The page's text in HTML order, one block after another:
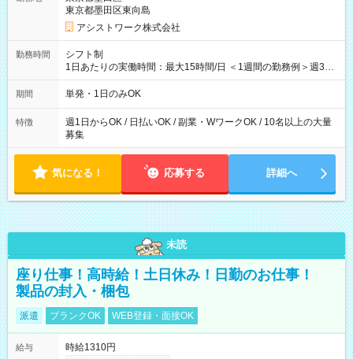
東京都墨田区東向島
アシストワーク株式会社
勤務時間
シフト制
1日あたりの実働時間：最大15時間/日 ＜1週間の勤務例＞週3回
勤務 勤務：月・水・金 休み：火・木・土・日 好きな時にお仕事
可能です！ ※1日あたりの最大実働時間は日勤、夜勤共に勤務し
期間 単発・1日のみOK
特徴
週1日からOK / 日払いOK / 副業・WワークOK / 10名以上の大量
募集
気になる！ 応募する 詳細へ
未読
座り仕事！高時給！土日休み！日勤のお仕事！
製品の封入・梱包
派遣 ブランクOK WEB登録・面接OK
給与
時給1310円